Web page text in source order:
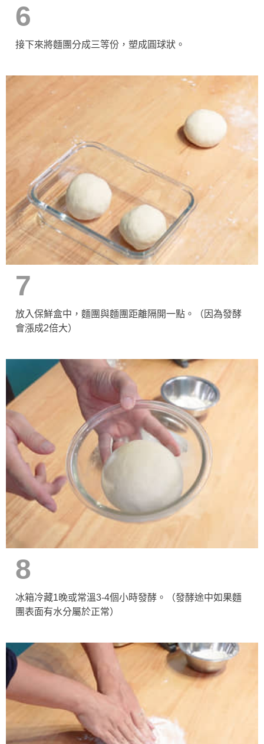
6
接下來將麵團分成三等份，塑成圓球狀。
7
放入保鮮盒中，麵團與麵團距離隔開一點。（因為發酵
會漲成2倍大）
8
冰箱冷藏1晚或常溫3-4個小時發酵。（發酵途中如果麵
團表面有水分屬於正常）